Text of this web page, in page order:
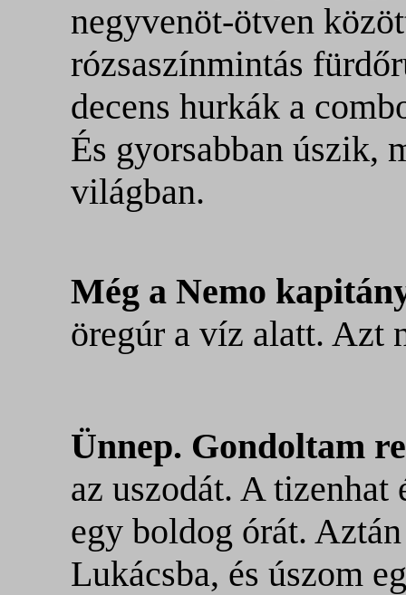
negyvenöt-ötven
rózsaszínmintás
decens hurkák a
És gyorsabban úszik,
világban.
Még a Nemo
öregúr a víz alatt. Azt
Ünnep. Gondoltam
az uszodát. A
egy boldog órát.
Lukácsba, és úszom